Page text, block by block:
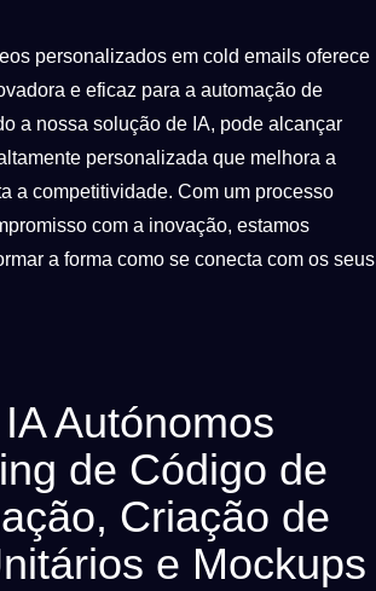
personalizados em cold emails oferece
e eficaz para a automação de
a nossa solução de IA, pode alcançar
personalizada que melhora a
a competitividade. Com um processo
com a inovação, estamos
a forma como se conecta com os seus
Autónomos
de Código de
Criação de
e Mockups